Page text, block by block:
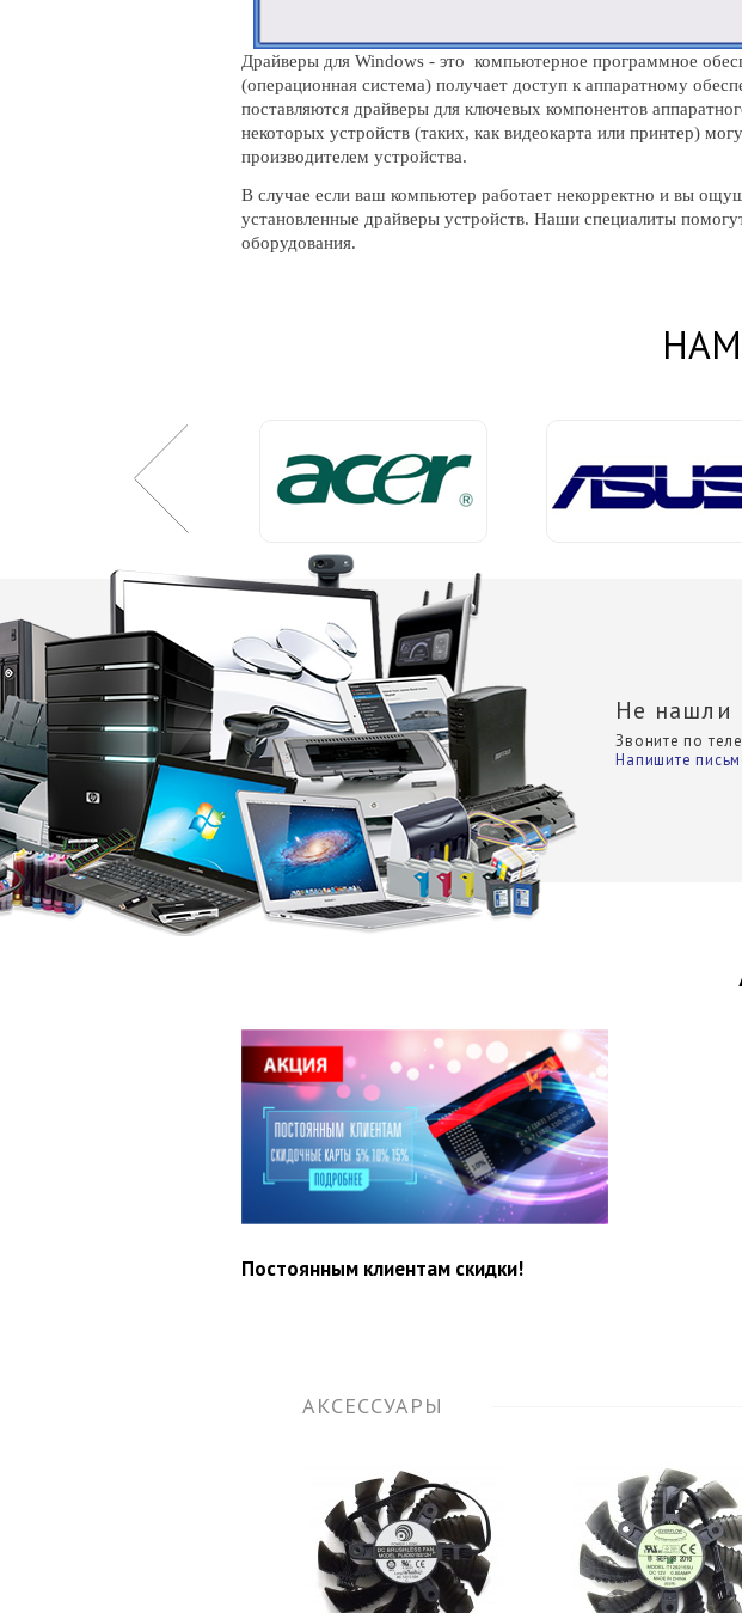
Драйверы для Windows - это компьютерное программное
(операционная система) получает доступ к аппаратному
поставляются драйверы для ключевых компонентов
некоторых устройств (таких, как видеокарта или принтер)
производителем устройства.
В случае если ваш компьютер работает некорректно и вы
установленные драйверы устройств. Наши специалиты
оборудования.
Не нашли
Звоните по
Напишите
Постоянным клиентам скидки!
АКСЕССУАРЫ